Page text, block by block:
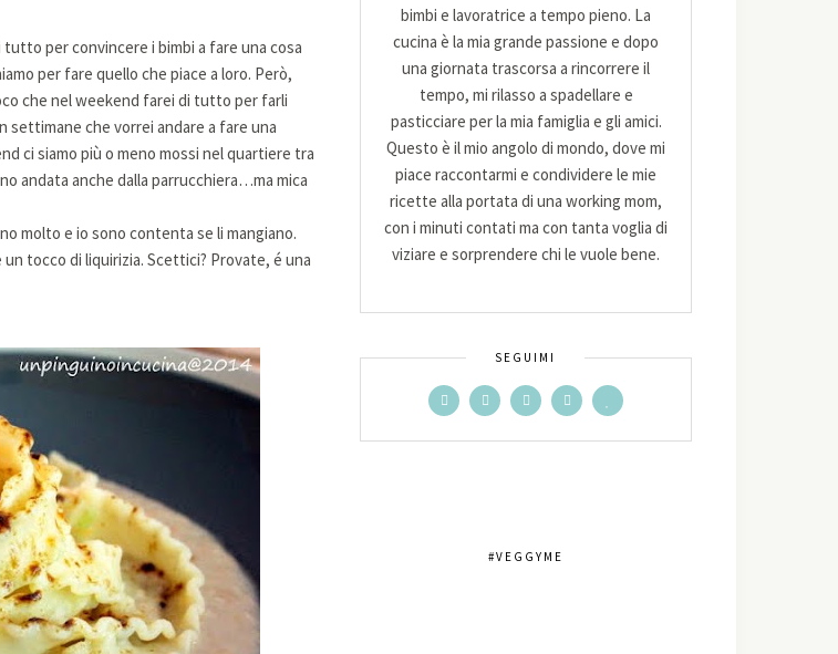
per convincere i bimbi a fare una cosa
per fare quello che piace a loro. Però,
che nel weekend farei di tutto per farli
settimane che vorrei andare a fare una
ci siamo più o meno mossi nel quartiere tra
andata anche dalla parrucchiera…ma mica
molto e io sono contenta se li mangiano.
tocco di liquirizia. Scettici? Provate, é una
bimbi e lavoratrice a tempo pieno. La
cucina è la mia grande passione e dopo
una giornata trascorsa a rincorrere il
tempo, mi rilasso a spadellare e
pasticciare per la mia famiglia e gli amici.
Questo è il mio angolo di mondo, dove mi
piace raccontarmi e condividere le mie
ricette alla portata di una working mom,
con i minuti contati ma con tanta voglia di
viziare e sorprendere chi le vuole bene.
SEGUIMI
#VEGGYME